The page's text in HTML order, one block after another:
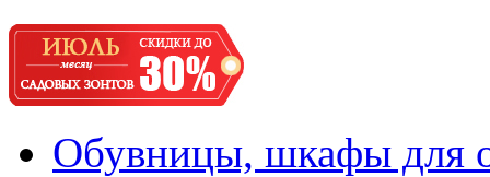
Обувницы, шкафы для